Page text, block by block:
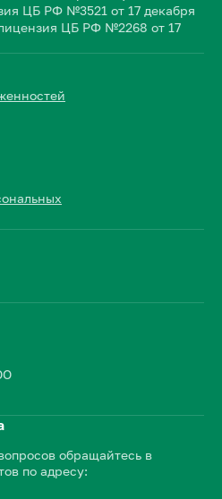
ЦБ РФ №3521 от 17 декабря
ЦБ РФ №2268 от 17
обращайтесь в
по адресу: